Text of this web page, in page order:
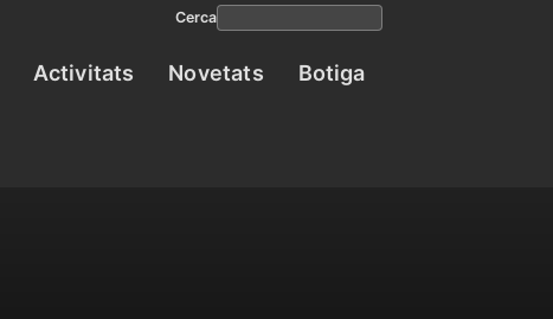
Cerca
Activitats Novetats Botiga